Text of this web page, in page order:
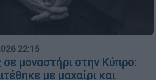
22:15
μοναστήρι στην Κύπρο:
με μαχαίρι και